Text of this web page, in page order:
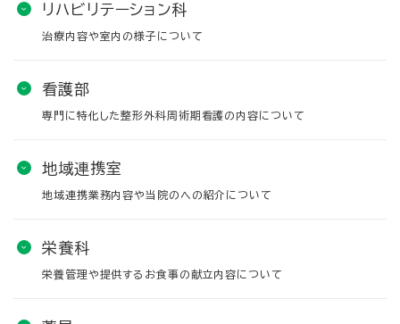
リハビリテーション科
治療内容や室内の様子について
看護部
専門に特化した整形外科周術期看護の内容について
地域連携室
地域連携業務内容や当院のへの紹介について
栄養科
栄養管理や提供するお食事の献立内容について